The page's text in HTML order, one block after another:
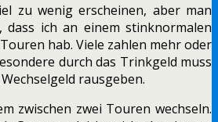
zu wenig erscheinen, aber man
dass ich an einem stinknormalen
hab. Viele zahlen mehr oder
durch das Trinkgeld muss
rausgeben.
zwischen zwei Touren wechseln.